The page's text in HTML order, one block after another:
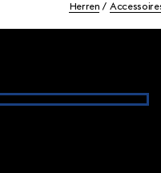
Herren